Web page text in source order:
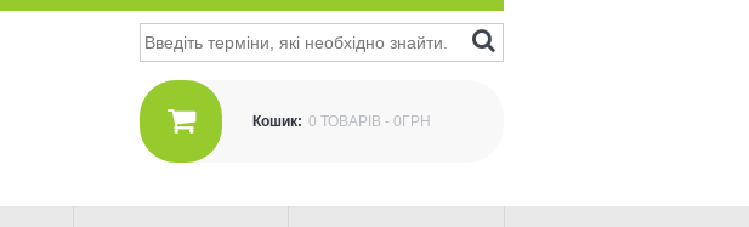
Кошик: 0 ТОВАРІВ - 0ГРН
Пошук